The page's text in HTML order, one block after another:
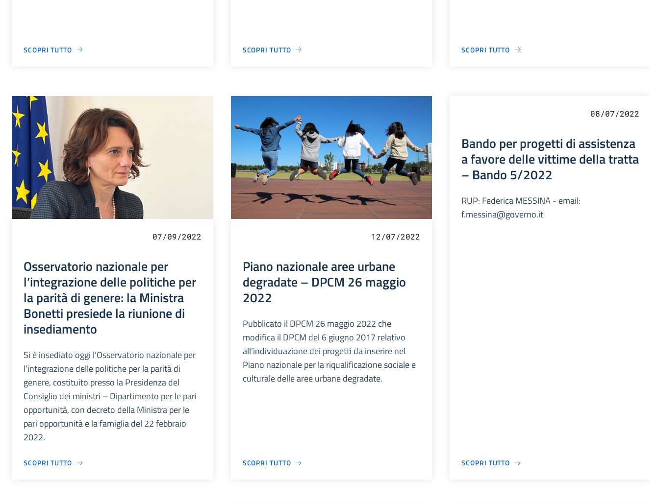
SCOPRI TUTTO SCOPRI TUTTO SCOPRI TUTTO
07/09/2022
Osservatorio nazionale per
l’integrazione delle politiche per
la parità di genere: la Ministra
Bonetti presiede la riunione di
insediamento
Si è insediato oggi l’Osservatorio nazionale per
l’integrazione delle politiche per la parità di
genere, costituito presso la Presidenza del
Consiglio dei ministri – Dipartimento per le pari
opportunità, con decreto della Ministra per le
pari opportunità e la famiglia del 22 febbraio
2022.
SCOPRI TUTTO
12/07/2022
Piano nazionale aree urbane
degradate – DPCM 26 maggio
2022
Pubblicato il DPCM 26 maggio 2022 che
modifica il DPCM del 6 giugno 2017 relativo
all’individuazione dei progetti da inserire nel
Piano nazionale per la riqualificazione sociale e
culturale delle aree urbane degradate.
SCOPRI TUTTO
08/07/2022
Bando per progetti di assistenza
a favore delle vittime della tratta
– Bando 5/2022
RUP: Federica MESSINA - email:
f.messina@governo.it
SCOPRI TUTTO